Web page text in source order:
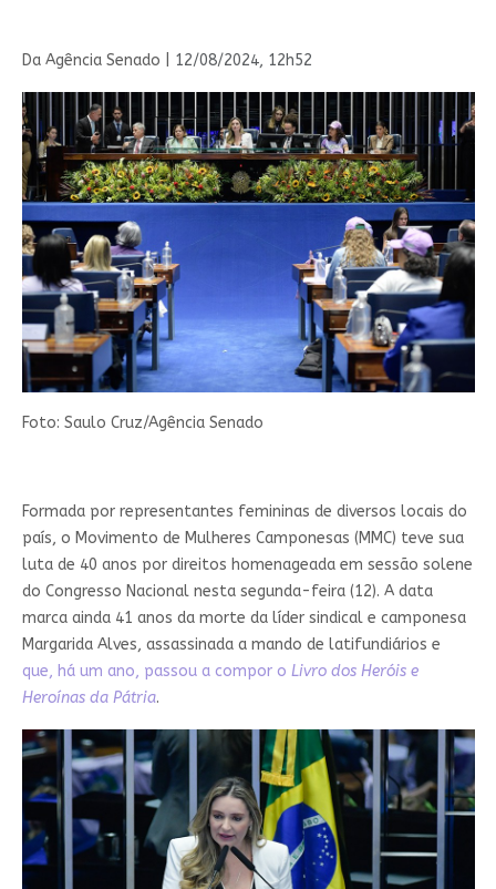
Da Agência Senado | 12/08/2024, 12h52
Foto: Saulo Cruz/Agência Senado
Formada por representantes femininas de diversos locais do
país, o Movimento de Mulheres Camponesas (MMC) teve sua
luta de 40 anos por direitos homenageada em sessão solene
do Congresso Nacional nesta segunda-feira (12). A data
marca ainda 41 anos da morte da líder sindical e camponesa
Margarida Alves, assassinada a mando de latifundiários e
que, há um ano, passou a compor o Livro dos Heróis e
Heroínas da Pátria.